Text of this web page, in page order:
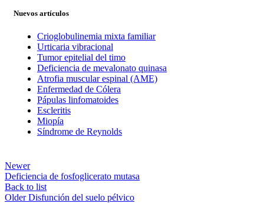
Nuevos artículos
Crioglobulinemia mixta familiar
Urticaria vibracional
Tumor epitelial del timo
Deficiencia de mevalonato quinasa
Atrofia muscular espinal (AME)
Enfermedad de Cólera
Pápulas linfomatoides
Escleritis
Miopía
Síndrome de Reynolds
Newer
Deficiencia de fosfoglicerato mutasa
Back to list
Older Disfunción del suelo pélvico